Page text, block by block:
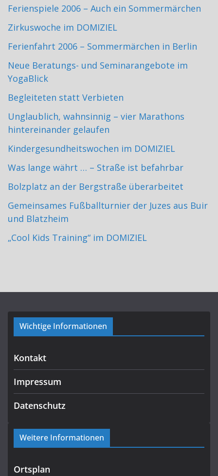
Ferienspiele 2006 – Auch ein Sommermärchen
Zirkuswoche im DOMIZIEL
Ferienfahrt 2006 – Sommermärchen in Berlin
Neue Beratungs- und Seminarangebote im
YogaBlick
Begleiteten statt Verbieten
Unglaublich, wahnsinnig – vier Marathons
hintereinander gelaufen
Kindergesundheitswochen im DOMIZIEL
Was lange währt … – Straße ist befahrbar
Bolzplatz an der Bergstraße überarbeitet
Gemeinsames Fußballturnier der Juzes aus Buir
und Blatzheim
„Cool Kids Training“ im DOMIZIEL
Wichtige Informationen
Kontakt
Impressum
Datenschutz
Weitere Informationen
Ortsplan